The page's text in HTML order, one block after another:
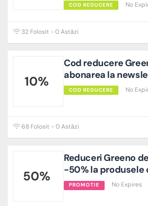
COD REDUCERE No
32 Folosit - 0 Astăzi
10%
Cod reducere
abonarea la
COD REDUCERE No
68 Folosit - 0 Astăzi
50%
Reduceri Greeno
-50% la produsele
PROMOTIE No Expires